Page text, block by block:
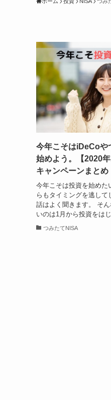
今年こそはiDeCoや
始めよう。【2020
キャンペーンまとめ
今年こそは投資を始めた
らもタイミングを逃して
話はよく聞きます。 そ
いのは1月から投資をは
つみたてNISA